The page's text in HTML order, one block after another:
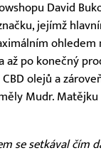
David
jejímž
ohledem
až po konečný
olejů a
Mudr.
se setkával čím